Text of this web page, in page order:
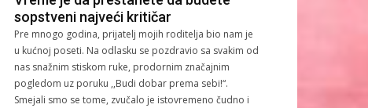
sopstveni najveći kritičar
Pre mnogo godina, prijatelj mojih roditelja bio nam je
u kućnoj poseti. Na odlasku se pozdravio sa svakim od
nas snažnim stiskom ruke, prodornim značajnim
pogledom uz poruku ,,Budi dobar prema sebi!“.
Smejali smo se tome, zvučalo je istovremeno čudno i